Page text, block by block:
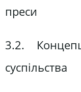
преси
3.2.
суспільства